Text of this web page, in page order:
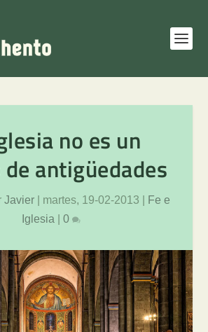
no es un
antigüedades
Javier martes, 19-02-2013
Fe e
Iglesia
0